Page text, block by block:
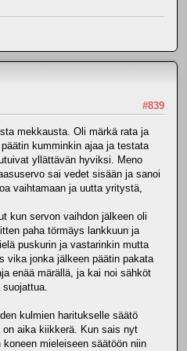
#839
mekkausta. Oli märkä rata ja
kumminkin ajaa ja testata
yllättävän hyviksi. Meno
sai vedet sisään ja sanoi
vaihtamaan ja uutta yritystä,
kun servon vaihdon jälkeen oli
paha törmäys lankkuun ja
puskurin ja vastarinkin mutta
vika jonka jälkeen päätin pakata
enää märällä, ja kai noi sähköt
kulmien haritukselle säätö
aika kiikkerä. Kun sais nyt
mieleiseen säätöön niin